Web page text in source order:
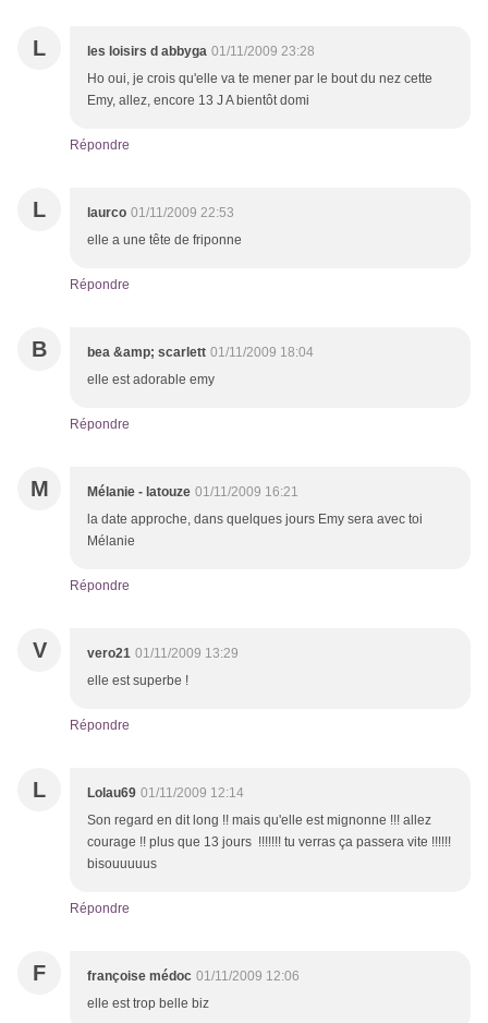
L les loisirs d abbyga 01/11/2009 23:28
Ho oui, je crois qu'elle va te mener par le bout du nez cette
Emy, allez, encore 13 J A bientôt domi
Répondre
L laurco 01/11/2009 22:53
elle a une tête de friponne
Répondre
B bea &amp; scarlett 01/11/2009 18:04
elle est adorable emy
Répondre
M Mélanie - latouze 01/11/2009 16:21
la date approche, dans quelques jours Emy sera avec toi
Mélanie
Répondre
V vero21 01/11/2009 13:29
elle est superbe !
Répondre
L Lolau69 01/11/2009 12:14
Son regard en dit long !! mais qu'elle est mignonne !!! allez
courage !! plus que 13 jours !!!!!!! tu verras ça passera vite !!!!!!
bisouuuuus
Répondre
F françoise médoc 01/11/2009 12:06
elle est trop belle biz